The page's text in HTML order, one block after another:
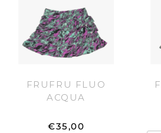
FRUFRU FLUO
ACQUA
€35,00